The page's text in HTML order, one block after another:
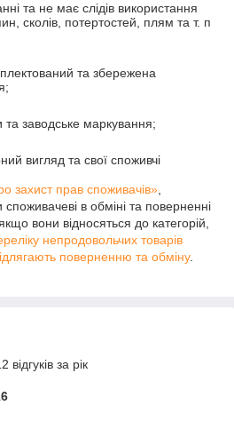
та не має слідів використання
сколів, потертостей, плям та т. п
та збережена
та заводське маркування;
вигляд та свої споживчі
захист прав споживачів»
в обміні та поверненні
вони відносяться до категорій,
непродовольчих товарів
поверненню та обміну.
за рік